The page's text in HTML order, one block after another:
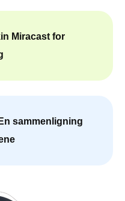
Miracast for
sammenligning